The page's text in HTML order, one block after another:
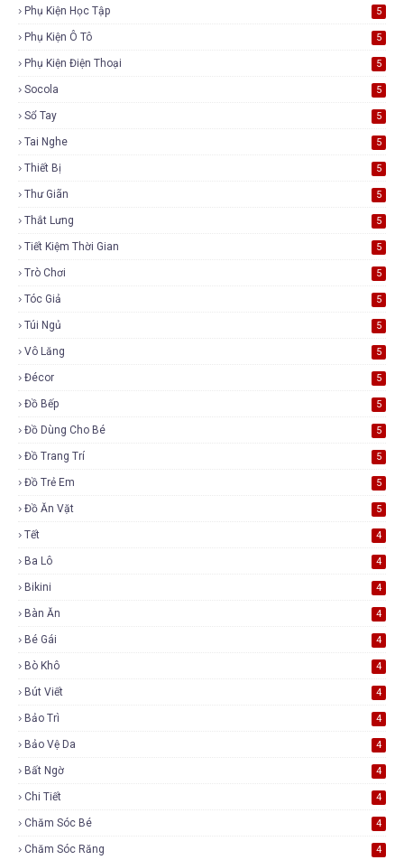
Phụ Kiện Học Tập 5
Phụ Kiện Ô Tô 5
Phụ Kiện Điện Thoại 5
Socola 5
Sổ Tay 5
Tai Nghe 5
Thiết Bị 5
Thư Giãn 5
Thắt Lưng 5
Tiết Kiệm Thời Gian 5
Trò Chơi 5
Tóc Giả 5
Túi Ngủ 5
Vô Lăng 5
Đécor 5
Đồ Bếp 5
Đồ Dùng Cho Bé 5
Đồ Trang Trí 5
Đồ Trẻ Em 5
Đồ Ăn Vặt 5
Tết 4
Ba Lô 4
Bikini 4
Bàn Ăn 4
Bé Gái 4
Bò Khô 4
Bút Viết 4
Bảo Trì 4
Bảo Vệ Da 4
Bất Ngờ 4
Chi Tiết 4
Chăm Sóc Bé 4
Chăm Sóc Răng 4